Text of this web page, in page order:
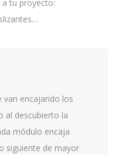
tu proyecto:
van encajando los
al descubierto la
módulo encaja
siguiente de mayor